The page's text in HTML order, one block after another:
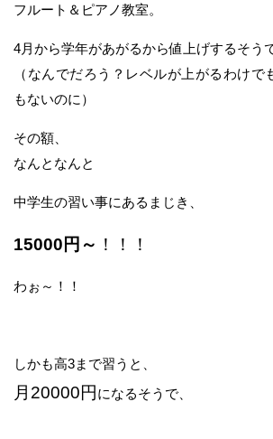
フルート＆ピアノ教室。
4月から学年があがるから値上げするそうで
（なんでだろう？レベルが上がるわけで
もないのに）
その額、
なんとなんと
中学生の習い事にあるまじき、
15000円～ ！！！
わぉ～！！
しかも高3まで習うと、
月20000円 になるそうで、